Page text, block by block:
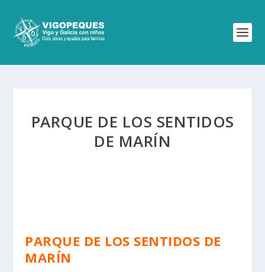
PARQUE DE LOS SENTIDOS
DE MARÍN
PARQUE DE LOS SENTIDOS DE
MARÍN